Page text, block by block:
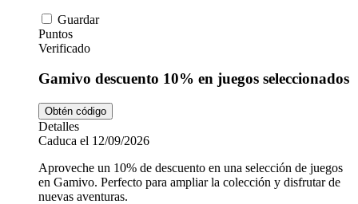
Guardar
Puntos
Verificado
Gamivo descuento 10% en juegos seleccionados
Obtén código
Detalles
Caduca el 12/09/2026
Aproveche un 10% de descuento en una selección de juegos
en Gamivo. Perfecto para ampliar la colección y disfrutar de
nuevas aventuras.